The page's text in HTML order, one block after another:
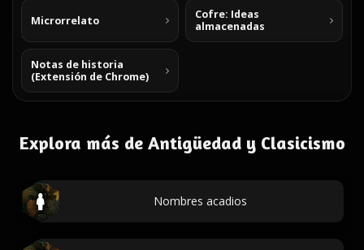
Microrrelato
Cofre: Ideas
almacenadas
Notas de historia
(Extensión de Chrome)
Explora más de Antigüedad y Clasicismo
Nombres acadios